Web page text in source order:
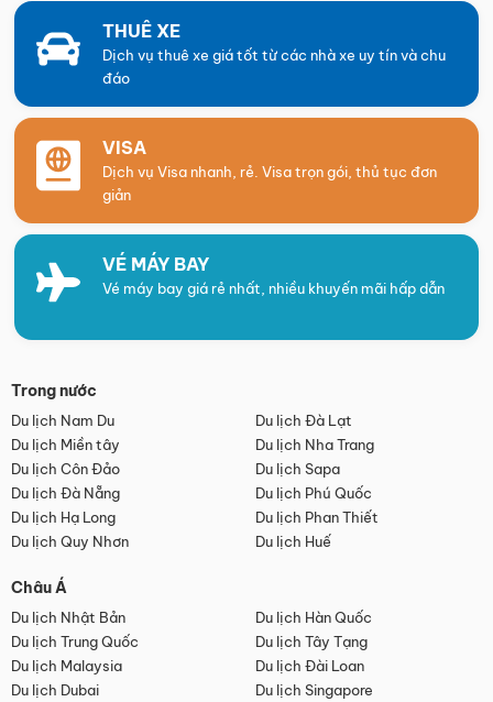
THUÊ XE
Dịch vụ thuê xe giá tốt từ các nhà xe uy tín và chu
đáo
VISA
Dịch vụ Visa nhanh, rẻ. Visa trọn gói, thủ tục đơn
giản
VÉ MÁY BAY
Vé máy bay giá rẻ nhất, nhiều khuyến mãi hấp dẫn
Trong nước
Du lịch Nam Du
Du lịch Đà Lạt
Du lịch Miền tây
Du lịch Nha Trang
Du lịch Côn Đảo
Du lịch Sapa
Du lịch Đà Nẵng
Du lịch Phú Quốc
Du lịch Hạ Long
Du lịch Phan Thiết
Du lịch Quy Nhơn
Du lịch Huế
Châu Á
Du lịch Nhật Bản
Du lịch Hàn Quốc
Du lịch Trung Quốc
Du lịch Tây Tạng
Du lịch Malaysia
Du lịch Đài Loan
Du lịch Dubai
Du lịch Singapore